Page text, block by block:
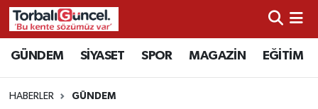
GÜNDEM SİYASET SPOR MAGAZİN EĞİTİM
HABERLER GÜNDEM
İzmir Nöbetçi Eczaneler
İzmir Hava Durumu